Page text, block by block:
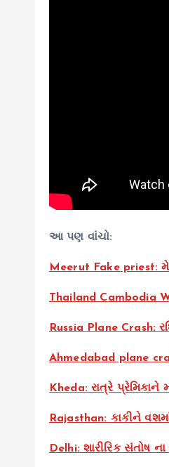
આ પણ વાંચો:
Meerut Fake priest:
Thailand Cambodia
Russia Plane Crash:
Ahmedabad plane
Kheda: રાત્રે
Rajasthan: કાકીને
Delhi: શારીરિક સંતોષ